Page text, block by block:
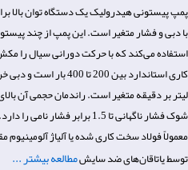
پمپ پیستونی هیدرولیک یک دستگاه توان بالا
با دبی و فشار متغیر است. این پمپ از چند
استفاده می‌کند که با حرکت دورانی سیال را
شوک فشار ناگهانی تا 1.5 برابر
معمولاً فولاد سخت کاری شده یا آلیاژ
توسط یاتاقان‌های ضد سایشمطالعه بیشتر ...